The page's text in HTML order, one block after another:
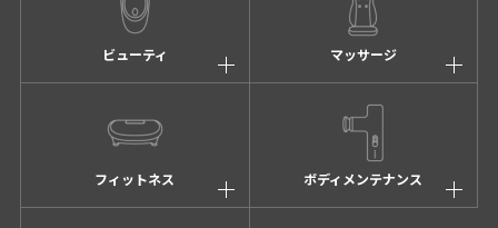
弊社で購入いただいたお客さまへ、商品を配
送する場合。
弊社で購入いただいたお客さまへ、時節、感
謝のごあいさつおよび、弊社からの各種情報
を電子メールおよび郵送のダイレクトメール
(もしくは葉書など) にて提供させていただく
場合。
お客さまからの買取依頼があり、弊社にて適
ビューティ マッサージ
フィットネス ボディメンテナンス